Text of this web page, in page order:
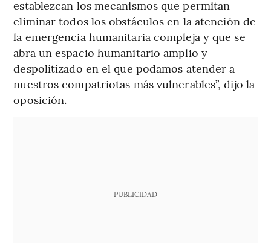
establezcan los mecanismos que permitan
eliminar todos los obstáculos en la atención de
la emergencia humanitaria compleja y que se
abra un espacio humanitario amplio y
despolitizado en el que podamos atender a
nuestros compatriotas más vulnerables”, dijo la
oposición.
PUBLICIDAD